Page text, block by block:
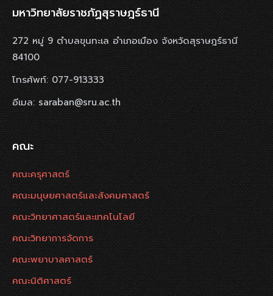
มหาวิทยาลัยราชภัฏสุราษฎร์ธานี
272 หมู่ 9 ตำบลขุนทะเล อำเภอเมือง จังหวัดสุราษฎร์ธานี
84100
โทรศัพท์: 077-913333
อีเมล: saraban@sru.ac.th
คณะ
คณะครุศาสตร์
คณะมนุษยศาสตร์และสังคมศาสตร์
คณะวิทยาศาสตร์และเทคโนโลยี
คณะวิทยาการจัดการ
คณะพยาบาลศาสตร์
คณะนิติศาสตร์